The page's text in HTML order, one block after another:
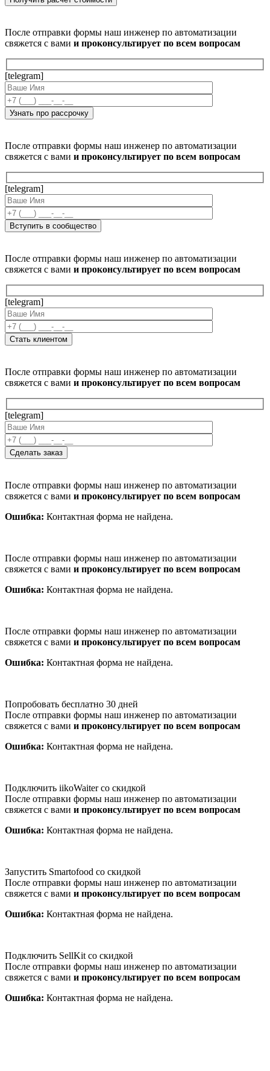
После отправки формы наш инженер по автоматизации
свяжется с вами и проконсультирует по всем вопросам
[telegram]
После отправки формы наш инженер по автоматизации
свяжется с вами и проконсультирует по всем вопросам
[telegram]
После отправки формы наш инженер по автоматизации
свяжется с вами и проконсультирует по всем вопросам
[telegram]
После отправки формы наш инженер по автоматизации
свяжется с вами и проконсультирует по всем вопросам
[telegram]
После отправки формы наш инженер по автоматизации
свяжется с вами и проконсультирует по всем вопросам
Ошибка: Контактная форма не найдена.
После отправки формы наш инженер по автоматизации
свяжется с вами и проконсультирует по всем вопросам
Ошибка: Контактная форма не найдена.
После отправки формы наш инженер по автоматизации
свяжется с вами и проконсультирует по всем вопросам
Ошибка: Контактная форма не найдена.
Попробовать бесплатно 30 дней
После отправки формы наш инженер по автоматизации
свяжется с вами и проконсультирует по всем вопросам
Ошибка: Контактная форма не найдена.
Подключить iikoWaiter со скидкой
После отправки формы наш инженер по автоматизации
свяжется с вами и проконсультирует по всем вопросам
Ошибка: Контактная форма не найдена.
Запустить Smartofood со скидкой
После отправки формы наш инженер по автоматизации
свяжется с вами и проконсультирует по всем вопросам
Ошибка: Контактная форма не найдена.
Подключить SellKit со скидкой
После отправки формы наш инженер по автоматизации
свяжется с вами и проконсультирует по всем вопросам
Ошибка: Контактная форма не найдена.